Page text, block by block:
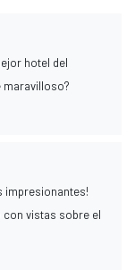
hotel del
maravilloso?
impresionantes!
con vistas sobre el